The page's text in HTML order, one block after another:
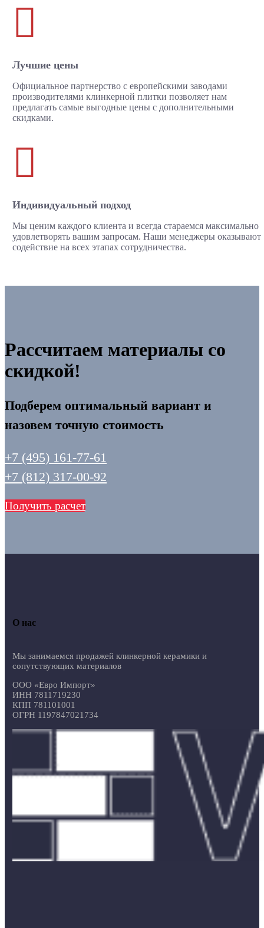

Лучшие цены
Официальное партнерство с европейскими заводами
производителями клинкерной плитки позволяет нам
предлагать самые выгодные цены с дополнительными
скидками.

Индивидуальный подход
Мы ценим каждого клиента и всегда стараемся максимально
удовлетворять вашим запросам. Наши менеджеры оказывают
содействие на всех этапах сотрудничества.
Рассчитаем материалы со
скидкой!
Подберем оптимальный вариант и
назовем точную стоимость
+7 (495) 161-77-61
+7 (812) 317-00-92
Получить расчет
О нас
Мы занимаемся продажей клинкерной керамики и
сопутствующих материалов
ООО «Евро Импорт»
ИНН 7811719230
КПП 781101001
ОГРН 1197847021734